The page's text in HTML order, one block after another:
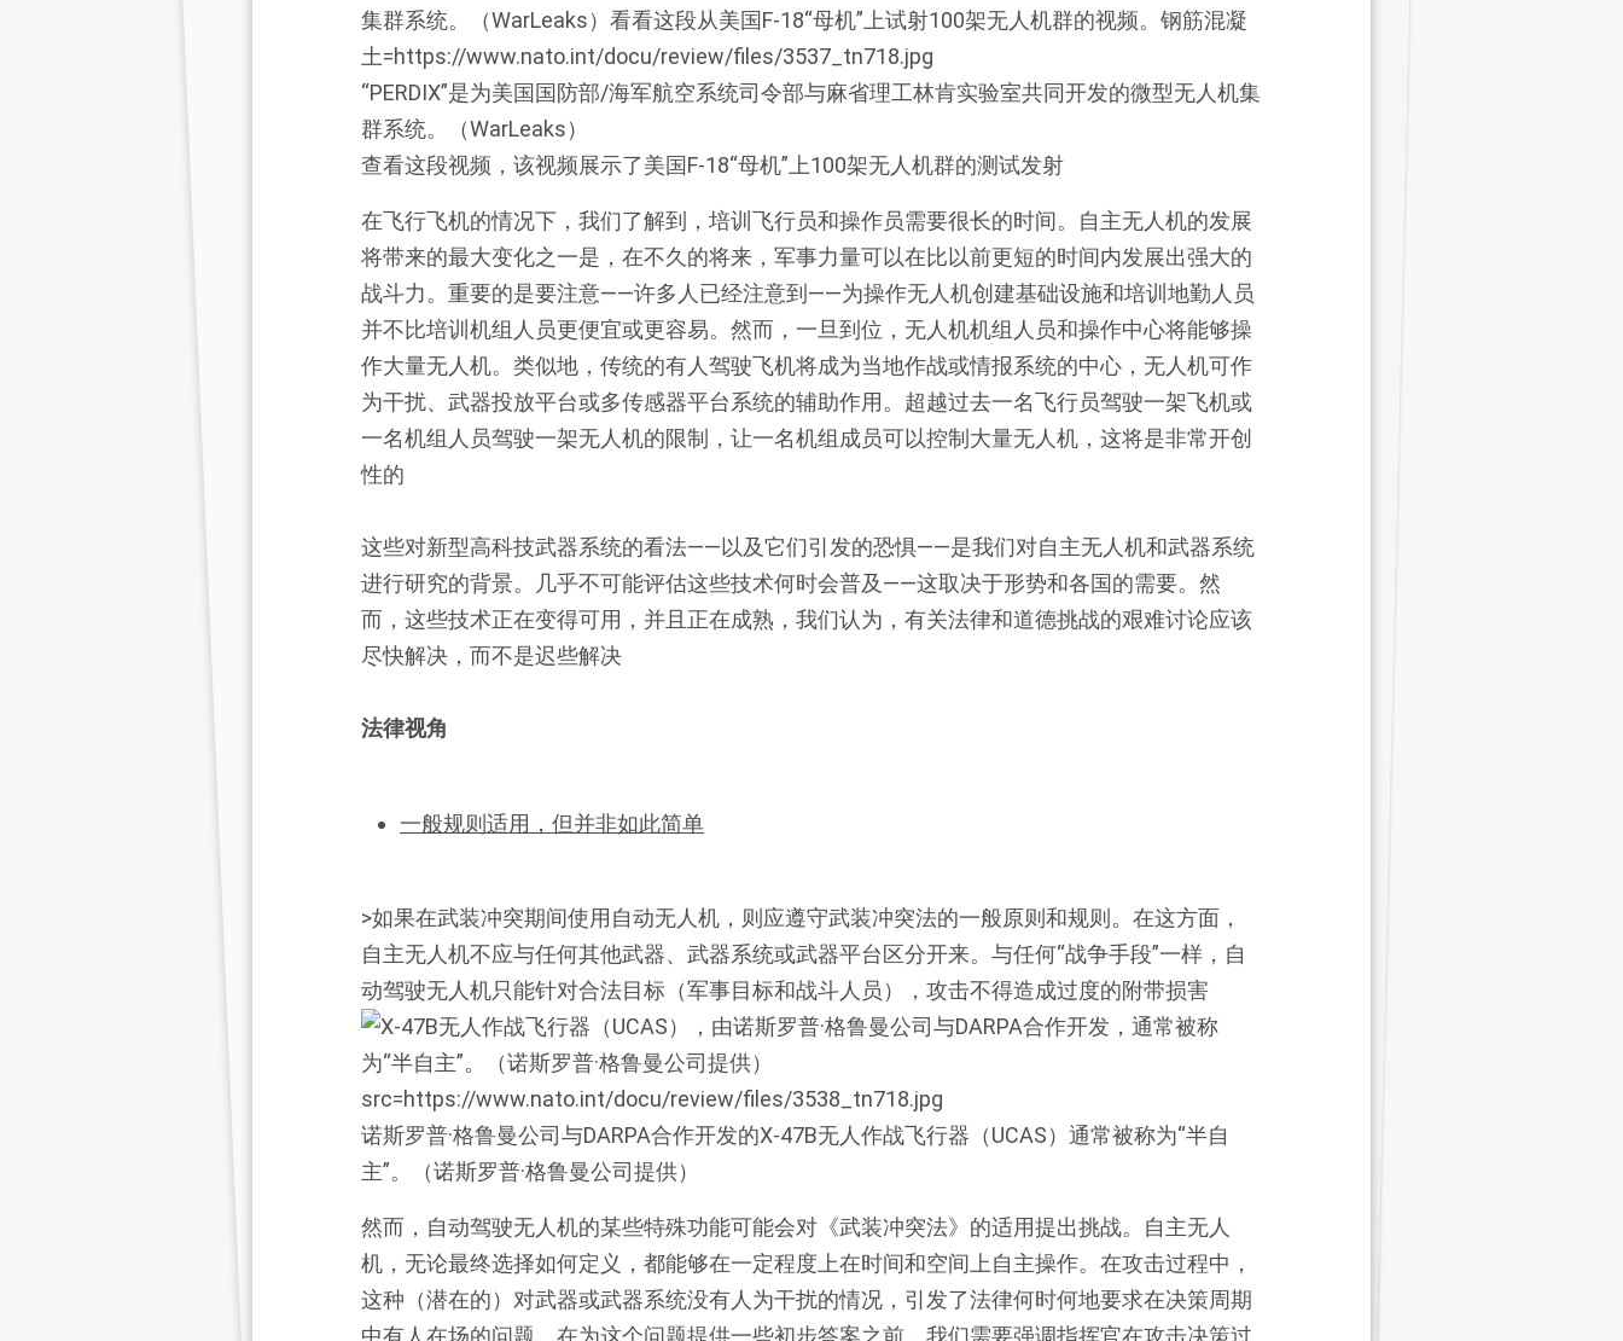
“PERDIX”是为美国国防部/海军航空系统司令部与麻省理工林肯实验室共同开发的微型无人机集
群系统。（WarLeaks）
查看这段视频，该视频展示了美国F-18“母机”上100架无人机群的测试发射
在飞行飞机的情况下，我们了解到，培训飞行员和操作员需要很长的时间。自主无人机的发展
将带来的最大变化之一是，在不久的将来，军事力量可以在比以前更短的时间内发展出强大的
战斗力。重要的是要注意——许多人已经注意到——为操作无人机创建基础设施和培训地勤人员
并不比培训机组人员更便宜或更容易。然而，一旦到位，无人机机组人员和操作中心将能够操
作大量无人机。类似地，传统的有人驾驶飞机将成为当地作战或情报系统的中心，无人机可作
为干扰、武器投放平台或多传感器平台系统的辅助作用。超越过去一名飞行员驾驶一架飞机或
一名机组人员驾驶一架无人机的限制，让一名机组成员可以控制大量无人机，这将是非常开创
性的
这些对新型高科技武器系统的看法——以及它们引发的恐惧——是我们对自主无人机和武器系统
进行研究的背景。几乎不可能评估这些技术何时会普及——这取决于形势和各国的需要。然
而，这些技术正在变得可用，并且正在成熟，我们认为，有关法律和道德挑战的艰难讨论应该
尽快解决，而不是迟些解决
法律视角
一般规则适用，但并非如此简单
>如果在武装冲突期间使用自动无人机，则应遵守武装冲突法的一般原则和规则。在这方面，
自主无人机不应与任何其他武器、武器系统或武器平台区分开来。与任何“战争手段”一样，自
动驾驶无人机只能针对合法目标（军事目标和战斗人员），攻击不得造成过度的附带损害
诺斯罗普·格鲁曼公司与DARPA合作开发的X-47B无人作战飞行器（UCAS）通常被称为“半自
主”。（诺斯罗普·格鲁曼公司提供）
然而，自动驾驶无人机的某些特殊功能可能会对《武装冲突法》的适用提出挑战。自主无人
机，无论最终选择如何定义，都能够在一定程度上在时间和空间上自主操作。在攻击过程中，
这种（潜在的）对武器或武器系统没有人为干扰的情况，引发了法律何时何地要求在决策周期
中有人在场的问题。在为这个问题提供一些初步答案之前，我们需要强调指挥官在攻击决策过